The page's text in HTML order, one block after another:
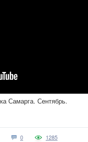
Самарга. Сентябрь.
0 1285